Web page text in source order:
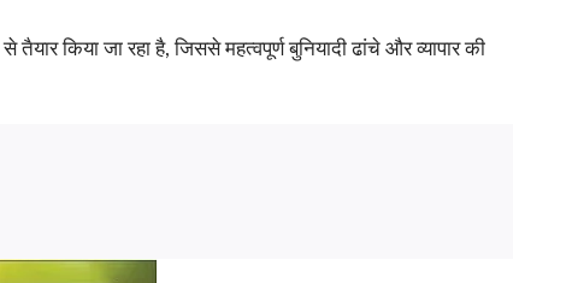
किया जा रहा है, जिससे महत्वपूर्ण बुनियादी ढांचे और व्यापार की